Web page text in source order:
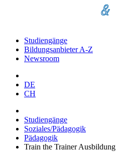
Studiengänge
Bildungsanbieter A-Z
Newsroom
DE
CH
Studiengänge
Soziales/Pädagogik
Pädagogik
Train the Trainer Ausbildung